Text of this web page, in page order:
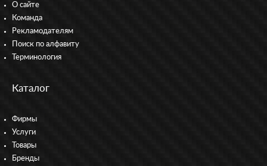
О сайте
Команда
Рекламодателям
Поиск по алфавиту
Терминология
Каталог
Фирмы
Услуги
Товары
Бренды